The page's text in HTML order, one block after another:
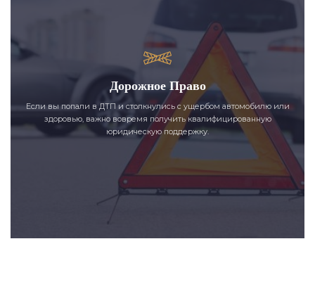
Дорожное Право
Если вы попали в ДТП и столкнулись с ущербом автомобилю или
здоровью, важно вовремя получить квалифицированную
юридическую поддержку.